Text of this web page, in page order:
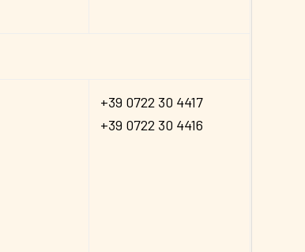
+39 0722 30 4417
+39 0722 30 4416